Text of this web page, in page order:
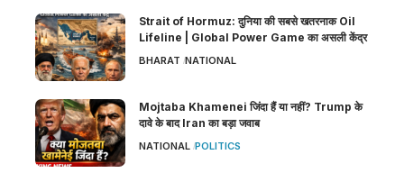
Strait of Hormuz: दुनिया की सबसे खतरनाक Oil
Lifeline | Global Power Game का असली केंद्र
BHARAT NATIONAL
Mojtaba Khamenei जिंदा हैं या नहीं? Trump के
दावे के बाद Iran का बड़ा जवाब
NATIONAL POLITICS